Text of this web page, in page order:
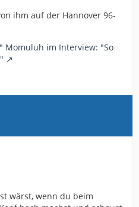
ihm auf der Hannover 96-
Momuluh im Interview: "So
wärst, wenn du beim